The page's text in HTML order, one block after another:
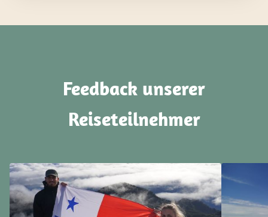
Feedback unserer
Reiseteilnehmer